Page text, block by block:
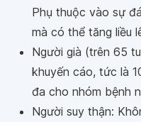
Phụ thuộc vào sự
mà có thể tăng liều
Người già (trên 65
khuyến cáo, tức là
đa cho nhóm bệnh
Người suy thận: